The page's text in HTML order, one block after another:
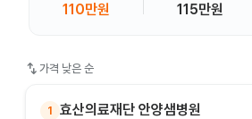
110만원 115만원
swap_vert 가격 낮은 순
1 효산의료재단 안양샘병원